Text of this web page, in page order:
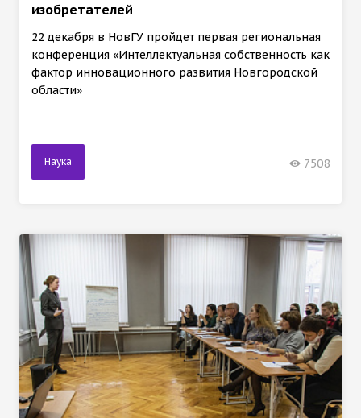
изобретателей
22 декабря в НовГУ пройдет первая региональная
конференция «Интеллектуальная собственность как
фактор инновационного развития Новгородской
области»
Наука 7508